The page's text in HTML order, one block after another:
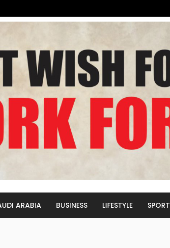
ARABIA BUSINESS LIFESTYLE SPORT